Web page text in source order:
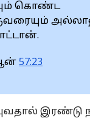
கொண்ட
57:23